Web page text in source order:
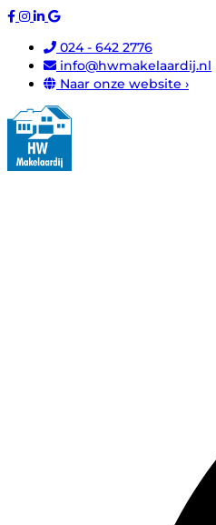
024 - 642 2776
info@hwmakelaardij.nl
Naar onze website ›